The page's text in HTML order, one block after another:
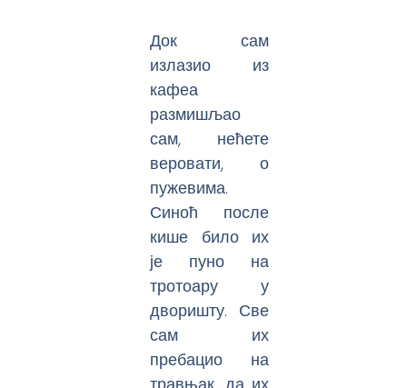
Док сам
излазио из
кафеа
размишљао
сам, нећете
веровати, о
пужевима.
Синоћ после
кише било их
је пуно на
тротоару у
дворишту. Све
сам их
пребацио на